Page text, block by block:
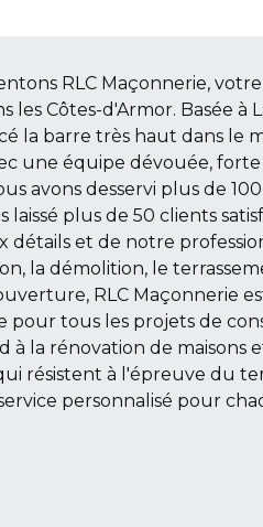
RLC Maçonnerie,
les Côtes-d'Armor. Basée à
la barre très haut dans le
une équipe dévouée, forte
avons desservi plus de
laissé plus de 50 clients
détails et de notre
la démolition, le
RLC Maçonnerie
tous les projets de
à la rénovation de maisons
résistent à l'épreuve du
personnalisé pour